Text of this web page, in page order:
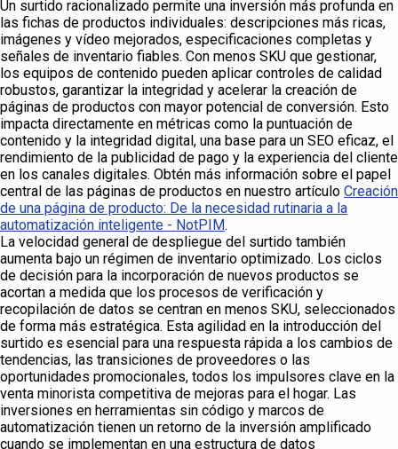
Un surtido racionalizado permite una inversión más profunda en
las fichas de productos individuales: descripciones más ricas,
imágenes y vídeo mejorados, especificaciones completas y
señales de inventario fiables. Con menos SKU que gestionar,
los equipos de contenido pueden aplicar controles de calidad
robustos, garantizar la integridad y acelerar la creación de
páginas de productos con mayor potencial de conversión. Esto
impacta directamente en métricas como la puntuación de
contenido y la integridad digital, una base para un SEO eficaz, el
rendimiento de la publicidad de pago y la experiencia del cliente
en los canales digitales. Obtén más información sobre el papel
central de las páginas de productos en nuestro artículo Creación
de una página de producto: De la necesidad rutinaria a la
automatización inteligente - NotPIM.
La velocidad general de despliegue del surtido también
aumenta bajo un régimen de inventario optimizado. Los ciclos
de decisión para la incorporación de nuevos productos se
acortan a medida que los procesos de verificación y
recopilación de datos se centran en menos SKU, seleccionados
de forma más estratégica. Esta agilidad en la introducción del
surtido es esencial para una respuesta rápida a los cambios de
tendencias, las transiciones de proveedores o las
oportunidades promocionales, todos los impulsores clave en la
venta minorista competitiva de mejoras para el hogar. Las
inversiones en herramientas sin código y marcos de
automatización tienen un retorno de la inversión amplificado
cuando se implementan en una estructura de datos